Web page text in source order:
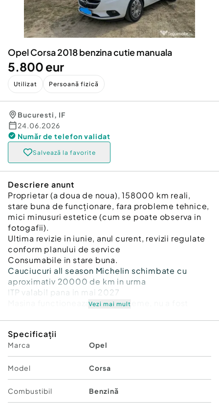
Servicii
Animale de companie
Afaceri și echipamente profesionale
Inchiriere Bunuri si Vehicule
Utilaje agricole si industriale
Piese auto si accesorii
Dacia Duster
Opel Corsa 2018 benzina cutie manuala
5.800 eur
Utilizat Persoană fizică
Bucuresti, IF
24.06.2026
Număr de telefon validat
Salvează la favorite
Descriere anunt
Proprietar (a doua de noua), 158000 km reali,
stare buna de funcționare, fara probleme tehnice,
mici minusuri estetice (cum se poate observa in
fotogafii).
Ultima revizie in iunie, anul curent, revizii regulate
conform planului de service
Consumabile in stare buna.
Cauciucuri all season Michelin schimbate cu
aproximativ 20000 de km in urma
ITP valabil pana in mai 2027
Masina functioneaza fara probleme, nu a fost
Vezi mai mult
Specificații
Marca Opel
Model Corsa
Combustibil Benzină